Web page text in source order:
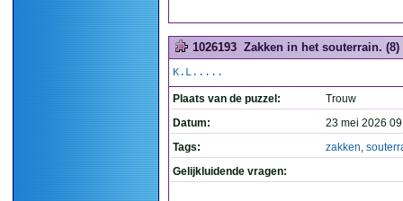
1026193 Zakken in het souterrain. (8)
K.L.....
Plaats van de puzzel:
Trouw
Datum:
23 mei 2026
Tags:
zakken,
Gelijkluidende vragen: